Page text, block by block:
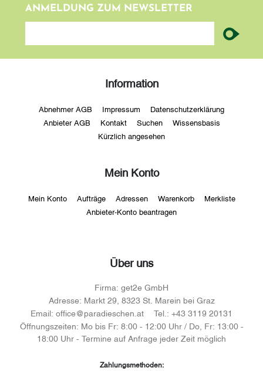
ANMELDUNG ZUM NEWSLETTER
newsletter
Information
Abnehmer AGB Impressum Datenschutzerklärung
Anbieter AGB Kontakt Suchen Wissensbasis
Kürzlich angesehen
Mein Konto
Mein Konto Aufträge Adressen Warenkorb Merkliste
Anbieter-Konto beantragen
Über uns
Firma: get2e GmbH
Adresse: Markt 29, 8323 St. Marein bei Graz
Email: office@paradieschen.at Tel.: +43 3119 20131
Öffnungszeiten: Mo bis Fr: 8:00 - 12:00 Uhr / Do, Fr: 13:00 -
18:00 Uhr - Termine auf Anfrage jeder Zeit möglich
Zahlungsmethoden: